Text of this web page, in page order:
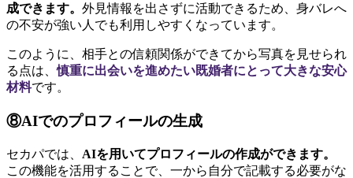
成できます。 外見情報を出さずに活動できるため、身バレへ
の不安が強い人でも利用しやすくなっています。
このように、相手との信頼関係ができてから写真を見せられ
る点は、慎重に出会いを進めたい既婚者にとって大きな安心
材料です。
⑧AIでのプロフィールの生成
セカパでは、 AIを用いてプロフィールの作成ができます。
この機能を活用することで、一から自分で記載する必要がな